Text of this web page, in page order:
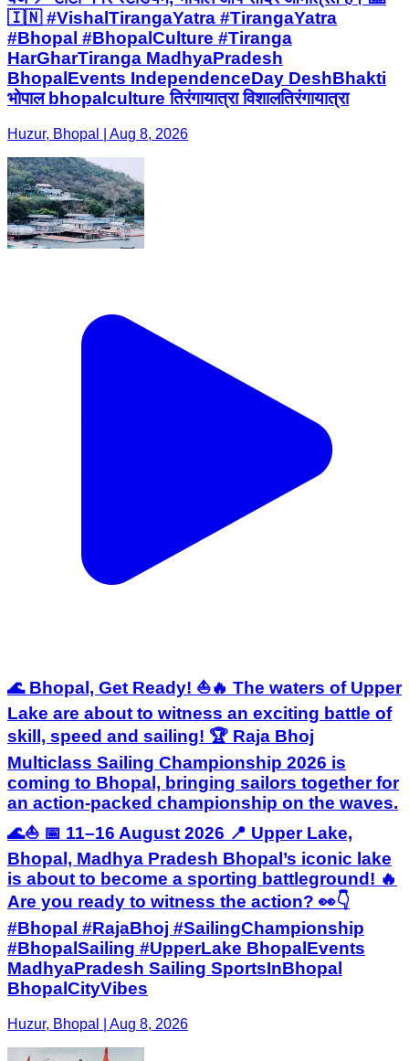
🇮🇳 #VishalTirangaYatra #TirangaYatra
#Bhopal #BhopalCulture #Tiranga
HarGharTiranga MadhyaPradesh
BhopalEvents IndependenceDay DeshBhakti
भोपाल bhopalculture तिरंगायात्रा विशालतिरंगायात्रा
Huzur, Bhopal | Aug 8, 2026
🌊 Bhopal, Get Ready! ⛵🔥 The waters of Upper
Lake are about to witness an exciting battle of
skill, speed and sailing! 🏆 Raja Bhoj
Multiclass Sailing Championship 2026 is
coming to Bhopal, bringing sailors together for
an action-packed championship on the waves.
🌊⛵ 📅 11–16 August 2026 📍 Upper Lake,
Bhopal, Madhya Pradesh Bhopal’s iconic lake
is about to become a sporting battleground! 🔥
Are you ready to witness the action? 👀👇
#Bhopal #RajaBhoj #SailingChampionship
#BhopalSailing #UpperLake BhopalEvents
MadhyaPradesh Sailing SportsInBhopal
BhopalCityVibes
Huzur, Bhopal | Aug 8, 2026